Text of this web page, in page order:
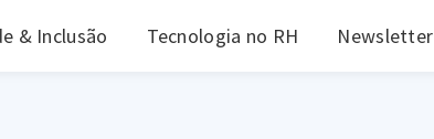
& Inclusão Tecnologia no RH Newsletter